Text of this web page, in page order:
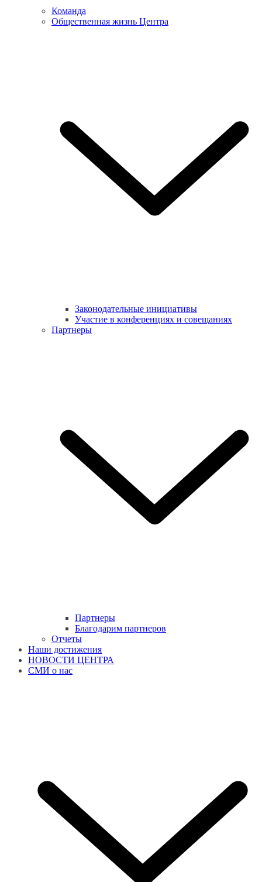
Команда
Общественная жизнь Центра
Законодательные инициативы
Участие в конференциях и совещаниях
Партнеры
Партнеры
Благодарим партнеров
Отчеты
Наши достижения
НОВОСТИ ЦЕНТРА
СМИ о нас